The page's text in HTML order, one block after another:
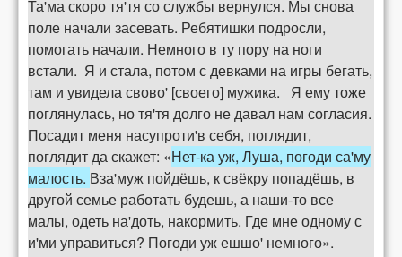
Та'ма скоро тя'тя со службы вернулся. Мы снова
поле начали засевать. Ребятишки подросли,
помогать начали. Немного в ту пору на ноги
встали. Я и стала, потом с девками на игры бегать,
там и увидела свово' [своего] мужика. Я ему тоже
поглянулась, но тя'тя долго не давал нам согласия.
Посадит меня насупроти'в себя, поглядит,
поглядит да скажет: «Нет-ка уж, Луша, погоди са'му
малость. Вза'муж пойдёшь, к свёкру попадёшь, в
другой семье работать будешь, а наши-то все
малы, одеть на'доть, накормить. Где мне одному с
и'ми управиться? Погоди уж ешшо' немного».